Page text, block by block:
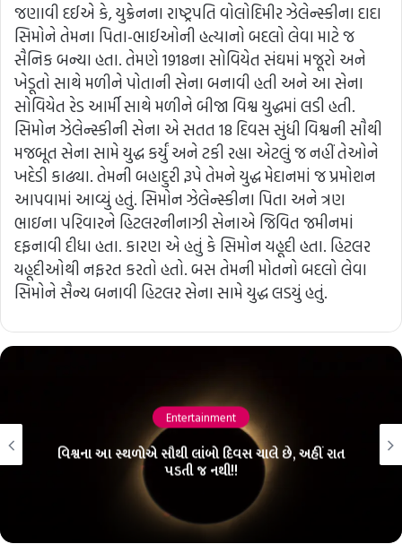
જણાવી દઈએ કે, યુક્રેનના રાષ્ટ્રપતિ વોલોદિમીર ઝેલેન્સ્કીના દાદા
સિમોને તેમના પિતા-ભાઈઓની હત્યાનો બદલો લેવા માટે જ
સૈનિક બન્યા હતા. તેમણે 1918ના સોવિયેત સંઘમાં મજૂરો અને
ખેડૂતો સાથે મળીને પોતાની સેના બનાવી હતી અને આ સેના
સોવિયેત રેડ આર્મી સાથે મળીને બીજા વિશ્વ યુદ્ધમાં લડી હતી.
સિમોન ઝેલેન્સ્કીની સેના એ સતત 18 દિવસ સુંધી વિશ્વની સૌથી
મજબૂત સેના સામે યુદ્ધ કર્યું અને ટકી રહ્યા એટલું જ નહીં તેઓને
ખદેડી કાઢ્યા. તેમની બહાદુરી રૂપે તેમને યુદ્ધ મેદાનમાં જ પ્રમોશન
આપવામાં આવ્યું હતું. સિમોન ઝેલેન્સ્કીના પિતા અને ત્રણ
ભાઇના પરિવારને હિટલરનીનાઝી સેનાએ જિવિત જમીનમાં
દફનાવી દીધા હતા. કારણ એ હતું કે સિમોન યહૂદી હતા. હિટલર
યહૂદીઓથી નફરત કરતો હતો. બસ તેમની મોતનો બદલો લેવા
સિમોને સૈન્ય બનાવી હિટલર સેના સામે યુદ્ધ લડયું હતું.
Entertainment
વિશ્વના આ સ્થળોએ સૌથી લાંબો દિવસ ચાલે છે, અહીં રાત
પડતી જ નથી!!